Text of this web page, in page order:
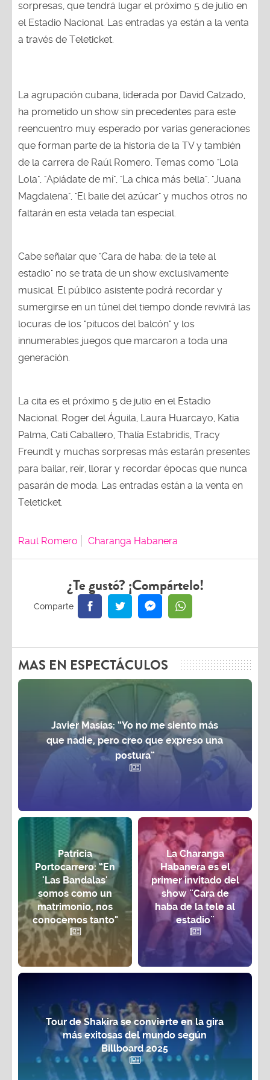
sorpresas, que tendrá lugar el próximo 5 de julio en
el Estadio Nacional. Las entradas ya están a la venta
a través de Teleticket.
La agrupación cubana, liderada por David Calzado,
ha prometido un show sin precedentes para este
reencuentro muy esperado por varias generaciones
que forman parte de la historia de la TV y también
de la carrera de Raúl Romero. Temas como "Lola
Lola", "Apiádate de mí", "La chica más bella", "Juana
Magdalena", "El baile del azúcar" y muchos otros no
faltarán en esta velada tan especial.
Cabe señalar que "Cara de haba: de la tele al
estadio" no se trata de un show exclusivamente
musical. El público asistente podrá recordar y
sumergirse en un túnel del tiempo donde revivirá las
locuras de los "pitucos del balcón" y los
innumerables juegos que marcaron a toda una
generación.
La cita es el próximo 5 de julio en el Estadio
Nacional. Roger del Águila, Laura Huarcayo, Katia
Palma, Cati Caballero, Thalía Estabridis, Tracy
Freundt y muchas sorpresas más estarán presentes
para bailar, reír, llorar y recordar épocas que nunca
pasarán de moda. Las entradas están a la venta en
Teleticket.
Raul Romero Charanga Habanera
¿Te gustó? ¡Compártelo!
MAS EN ESPECTÁCULOS
Javier Masías: “Yo no me siento más
que nadie, pero creo que expreso una
postura”
Patricia
Portocarrero: “En
'Las Bandalas'
somos como un
matrimonio, nos
conocemos tanto"
La Charanga
Habanera es el
primer invitado del
show ¨Cara de
haba de la tele al
estadio¨
Tour de Shakira se convierte en la gira
más exitosas del mundo según
Billboard 2025